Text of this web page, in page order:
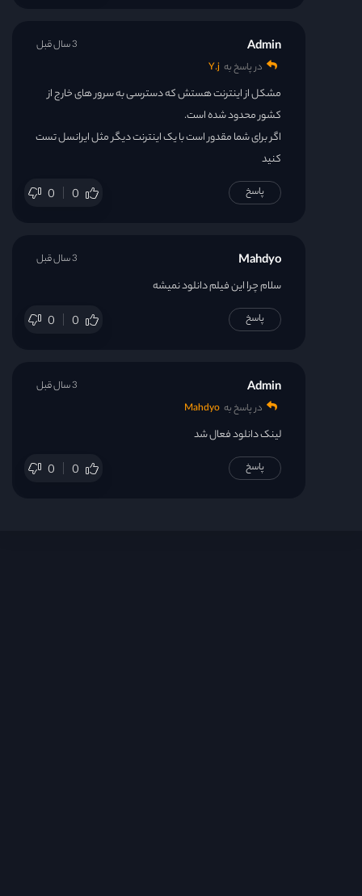
Admin
در پاسخ به Y.j
مشکل از اینترنت هستش که دسترسی به سرور های خارج از
کشور محدود شده است.
اگر برای شما مقدور است با یک اینترنت دیگر مثل ایرانسل تست
کنید
0 0
3 سال قبل
پاسخ
Mahdyo
سلام چرا این فیلم دانلود نمیشه
0 0
3 سال قبل
پاسخ
Admin
در پاسخ به Mahdyo
لینک دانلود فعال شد
0 0
3 سال قبل
پاسخ